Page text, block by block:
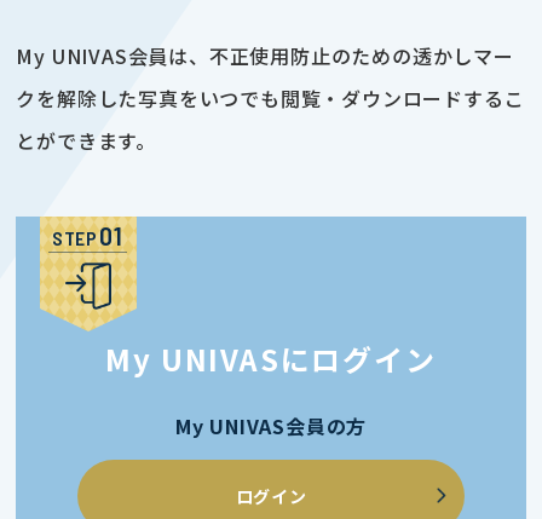
My UNIVAS会員は、不正使用防止のための透かしマー
クを解除した写真をいつでも閲覧・ダウンロードするこ
とができます。
STEP
My UNIVASにログイン
My UNIVAS会員の方
ログイン